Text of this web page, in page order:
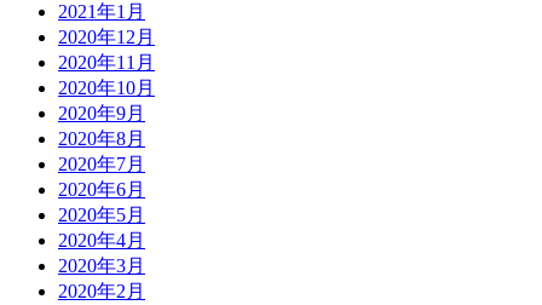
2021年1月
2020年12月
2020年11月
2020年10月
2020年9月
2020年8月
2020年7月
2020年6月
2020年5月
2020年4月
2020年3月
2020年2月